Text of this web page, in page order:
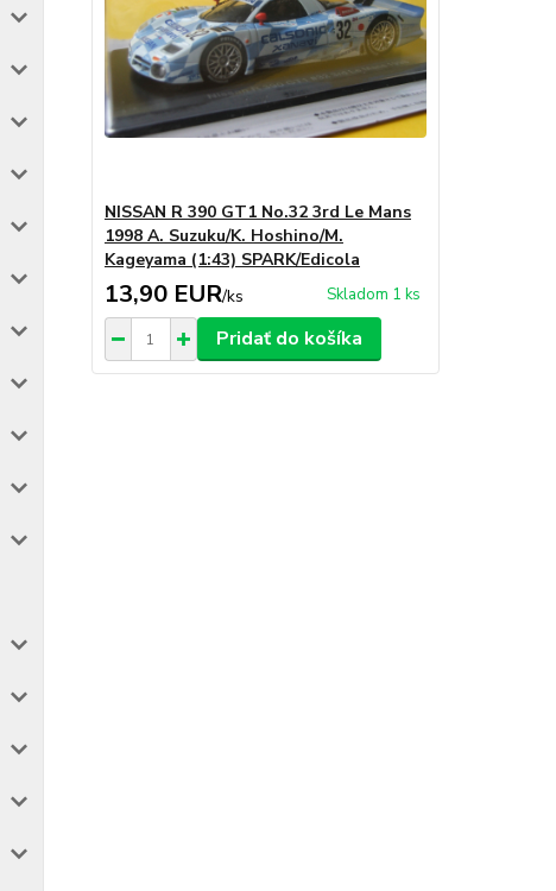
NISSAN R 390 GT1 No.32 3rd Le Mans
1998 A. Suzuku/K. Hoshino/M.
Kageyama (1:43) SPARK/Edicola
13,90 EUR/ks Skladom 1 ks
Pridať do košíka